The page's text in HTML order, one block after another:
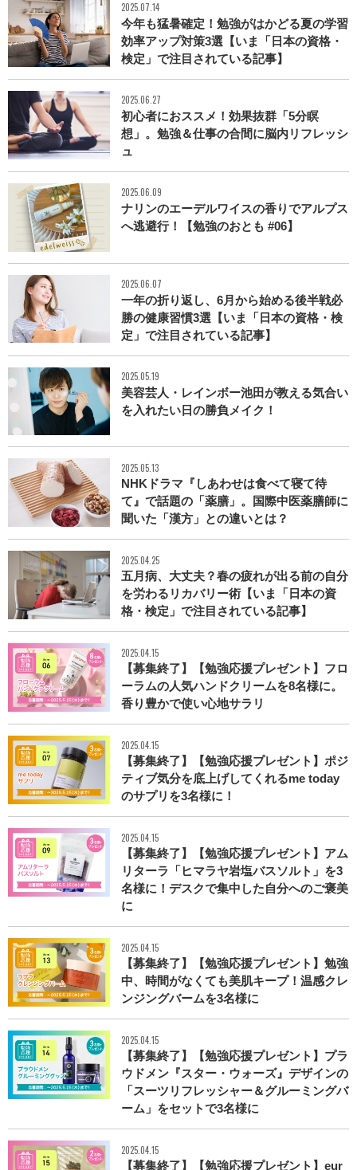
2025.07.14
今年も猛暑確定！勉強がはかどる夏の学習
効率アップ対策3選【いま「日本の資格・
検定」で注目されている記事】
2025.06.27
初心者におススメ！効果抜群「5分瞑
想」。勉強＆仕事の合間に脳内リフレッシ
ュ
2025.06.09
ナリンのエーデルワイスの香りでアルプス
へ逃避行！【勉強のおとも #06】
2025.06.07
一年の折り返し、6月から始める後半戦必
勝の健康習慣3選【いま「日本の資格・検
定」で注目されている記事】
2025.05.19
美容芸人・レインボー池田が教える気合い
を入れたい日の勝負メイク！
2025.05.13
NHKドラマ『しあわせは食べて寝て待
て』で話題の「薬膳」。国際中医薬膳師に
聞いた「漢方」との違いとは？
2025.04.25
五月病、大丈夫？春の疲れが出る前の自分
を労わるリカバリー術【いま「日本の資
格・検定」で注目されている記事】
2025.04.15
【募集終了】【勉強応援プレゼント】フロ
ーラムの人気ハンドクリームを8名様に。
香り豊かで使い心地サラリ
2025.04.15
【募集終了】【勉強応援プレゼント】ポジ
ティブ気分を底上げしてくれるme today
のサプリを3名様に！
2025.04.15
【募集終了】【勉強応援プレゼント】アム
リターラ「ヒマラヤ岩塩バスソルト」を3
名様に！デスクで集中した自分へのご褒美
に
2025.04.15
【募集終了】【勉強応援プレゼント】勉強
中、時間がなくても美肌キープ！温感クレ
ンジングバームを3名様に
2025.04.15
【募集終了】【勉強応援プレゼント】プラ
ウドメン『スター・ウォーズ』デザインの
「スーツリフレッシャー＆グルーミングバ
ーム」をセットで3名様に
2025.04.15
【募集終了】【勉強応援プレゼント】eur